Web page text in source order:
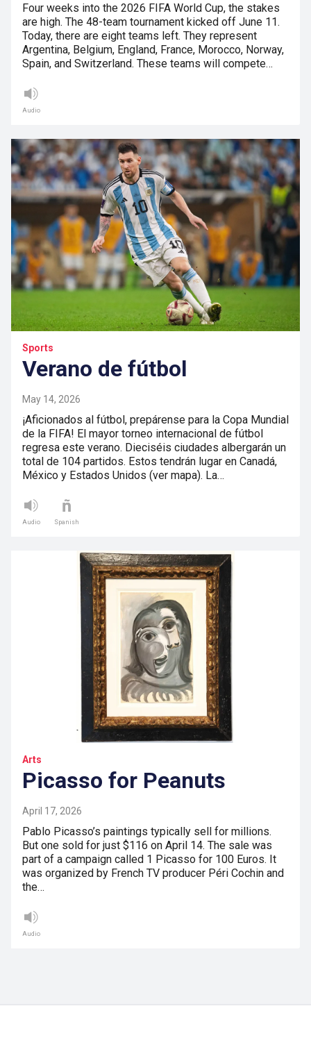
Four weeks into the 2026 FIFA World Cup, the stakes
are high. The 48-team tournament kicked off June 11.
Today, there are eight teams left. They represent
Argentina, Belgium, England, France, Morocco, Norway,
Spain, and Switzerland. These teams will compete…
Audio
Sports
Verano de fútbol
May 14, 2026
¡Aficionados al fútbol, prepárense para la Copa Mundial
de la FIFA! El mayor torneo internacional de fútbol
regresa este verano. Dieciséis ciudades albergarán un
total de 104 partidos. Estos tendrán lugar en Canadá,
México y Estados Unidos (ver mapa). La…
Audio Spanish
Arts
Picasso for Peanuts
April 17, 2026
Pablo Picasso’s paintings typically sell for millions.
But one sold for just $116 on April 14. The sale was
part of a campaign called 1 Picasso for 100 Euros. It
was organized by French TV producer Péri Cochin and
the…
Audio